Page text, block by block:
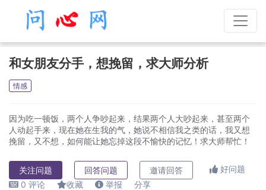
和女朋友分手，想挽留，求大师分析
情感
因为吃一顿饭，两个人争吵起来，结果两个人大吵起来，甚至两个
人动起手来，现在她在生我的气，她说不相信我之类的话，我又想
挽留，又不想，如何能让她忘掉这段不愉快的记忆！求大师帮忙！
关注问题 回答问题 邀请回答
好问题
0 评论 收藏 举报 分享